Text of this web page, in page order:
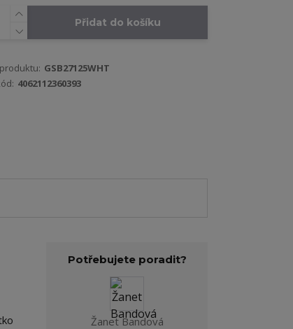
Přidat do košíku
GSB27125WHT
4062112360393
Potřebujete poradit?
Žanet Bandová